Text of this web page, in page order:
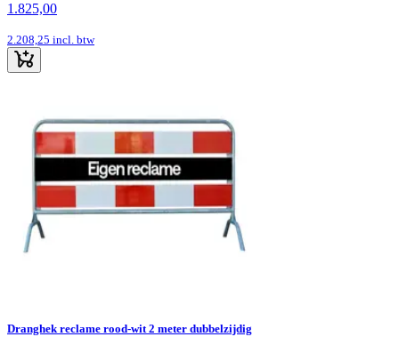
1.825,00
2.208,25 incl. btw
Dranghek reclame rood-wit 2 meter dubbelzijdig